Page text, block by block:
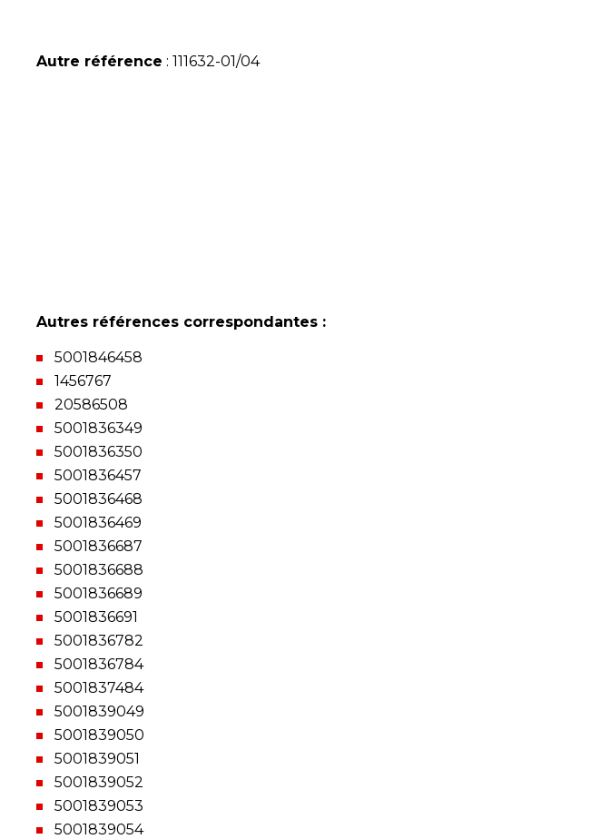
Autre référence : 111632-01/04
Autres références correspondantes :
5001846458
1456767
20586508
5001836349
5001836350
5001836457
5001836468
5001836469
5001836687
5001836688
5001836689
5001836691
5001836782
5001836784
5001837484
5001839049
5001839050
5001839051
5001839052
5001839053
5001839054